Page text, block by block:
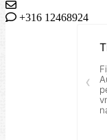
+316 12468924